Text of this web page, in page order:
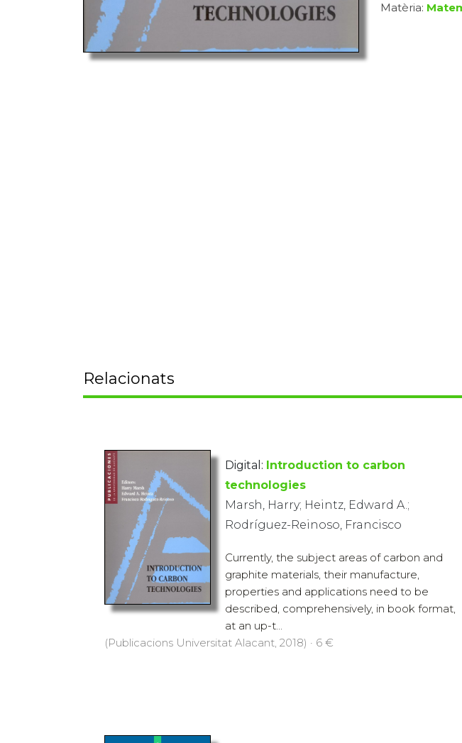
Matèria:
Relacionats
Digital: Introduction to carbon
technologies
Marsh, Harry; Heintz, Edward A.;
Rodríguez-Reinoso, Francisco
Currently, the subject areas of carbon and
graphite materials, their manufacture,
properties and applications need to be
described, comprehensively, in book format,
at an up-t...
(Publicacions Universitat Alacant, 2018) · 6 €